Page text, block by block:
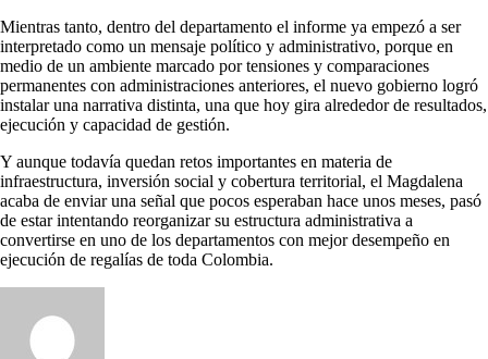
Mientras tanto, dentro del departamento el informe ya empezó a ser
interpretado como un mensaje político y administrativo, porque en
medio de un ambiente marcado por tensiones y comparaciones
permanentes con administraciones anteriores, el nuevo gobierno logró
instalar una narrativa distinta, una que hoy gira alrededor de resultados,
ejecución y capacidad de gestión.
Y aunque todavía quedan retos importantes en materia de
infraestructura, inversión social y cobertura territorial, el Magdalena
acaba de enviar una señal que pocos esperaban hace unos meses, pasó
de estar intentando reorganizar su estructura administrativa a
convertirse en uno de los departamentos con mejor desempeño en
ejecución de regalías de toda Colombia.